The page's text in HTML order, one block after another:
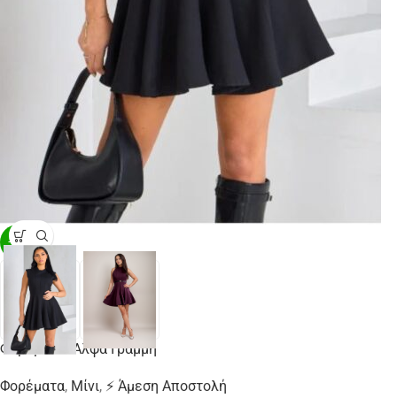
-12%
Φόρεμα Σε Άλφα Γραμμή
Φορέματα, Μίνι, ⚡ Άμεση Αποστολή